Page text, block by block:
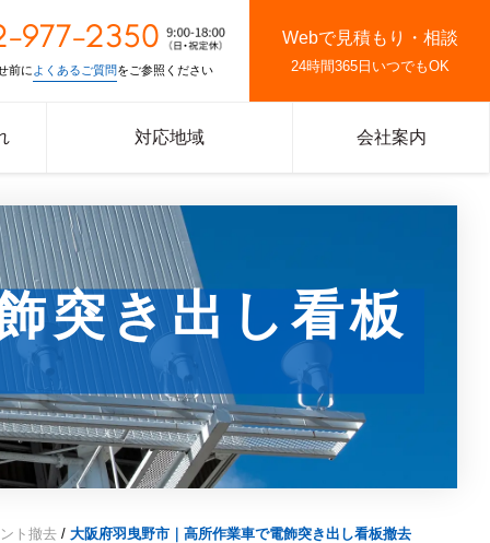
977-2350
前に よくあるご質問をご参照ください
Webで見積もり・相談
24時間365日いつでもOK
対応地域 会社案内
突き出し看板
ト撤去 / 大阪府羽曳野市｜高所作業車で電飾突き出し看板撤去